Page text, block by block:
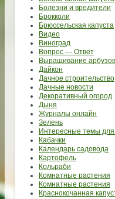
Болезни и вредители
Брокколи
Брюссельская капуста
Видео
Виноград
Вопрос — Ответ
Выращивание арбузов
Дайкон
Дачное строительство
Дачные новости
Декоративный огород
Дыня
Журналы онлайн
Зелень
Интересные темы
Кабачки
Календарь садовода
Картофель
Кольраби
Комнатные растения
Комнатные растения
Краснокочанная